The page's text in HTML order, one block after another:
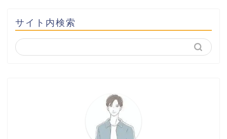
サイト内検索